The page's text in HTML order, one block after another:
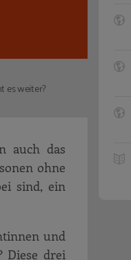
es weiter?
auch das
ohne
sind, ein
und
Diese drei